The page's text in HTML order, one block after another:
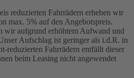
reduzierten Fahrrädern erheben wir
max. 5% auf den Angebotspreis.
wir aufgrund erhöhtem Aufwand und
Aufschlag ist geringer als i.d.R. in
reduzierten Fahrrädern entfällt dieser
beim Leasing nicht angewendet